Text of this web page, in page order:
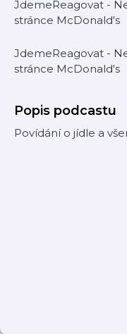
JdemeReagovat -
stránce McDonald's
JdemeReagovat -
stránce McDonald's
Popis podcastu
Povídání o jídle a